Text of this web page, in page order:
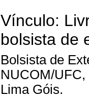
Vínculo:
bolsista de
Bolsista de
NUCOM/UFC,
Lima Góis.